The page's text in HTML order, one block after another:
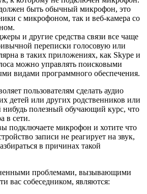
быть обычный микрофон, это
с микрофоном, так и веб-камера со
и другие средства связи все чаще
переписки голосовую или
в таких приложениях, как Skype и
можно управлять поисковыми
видами программного обеспечения.
пользователям сделать аудио
детей или других родственников или
нибудь полезный обучающий курс, что
в сети.
подключаете микрофон и хотите что
записи не реагирует на звук,
в причинах такой
проблемами, вызывающими
вас собеседником, являются: